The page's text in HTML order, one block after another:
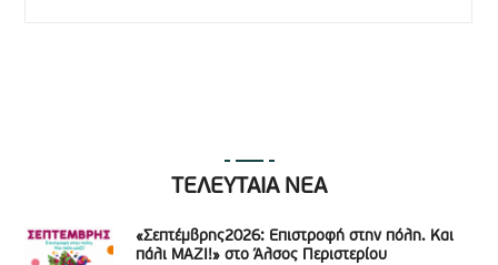
ΤΕΛΕΥΤΑΙΑ ΝΕΑ
«Σεπτέμβρης2026: Επιστροφή στην πόλη. Και
πάλι ΜΑΖΙ!» στο Άλσος Περιστερίου